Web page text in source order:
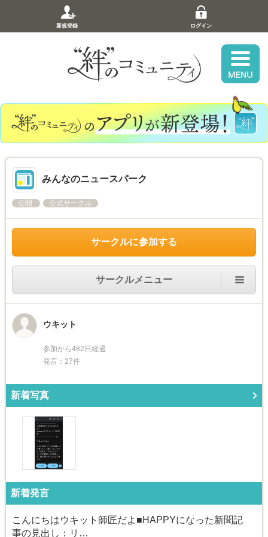
新規登録 ログイン
みんなのニュースパーク
公開 公式サークル
サークルに参加する
サークルメニュー
ウキット
参加から482日経過
発言：27件
新着写真
新着発言
こんにちはウキット師匠だよ■HAPPYになった新聞記
事の見出し：リ…